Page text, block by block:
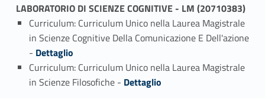
LABORATORIO DI SCIENZE COGNITIVE - LM (20710383)
Curriculum: Curriculum Unico nella Laurea Magistrale
in Scienze Cognitive Della Comunicazione E Dell'azione
- Link identifier #identifier_person_179480-1
Dettaglio
Curriculum: Curriculum Unico nella Laurea Magistrale
in Scienze Filosofiche - Link identifier #identifier_person_15726-2
Dettaglio